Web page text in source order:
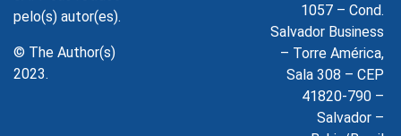
pelo(s) autor(es).
© The Author(s)
2023.
1057 – Cond.
Salvador Business
– Torre América,
Sala 308 – CEP
41820-790 –
Salvador –